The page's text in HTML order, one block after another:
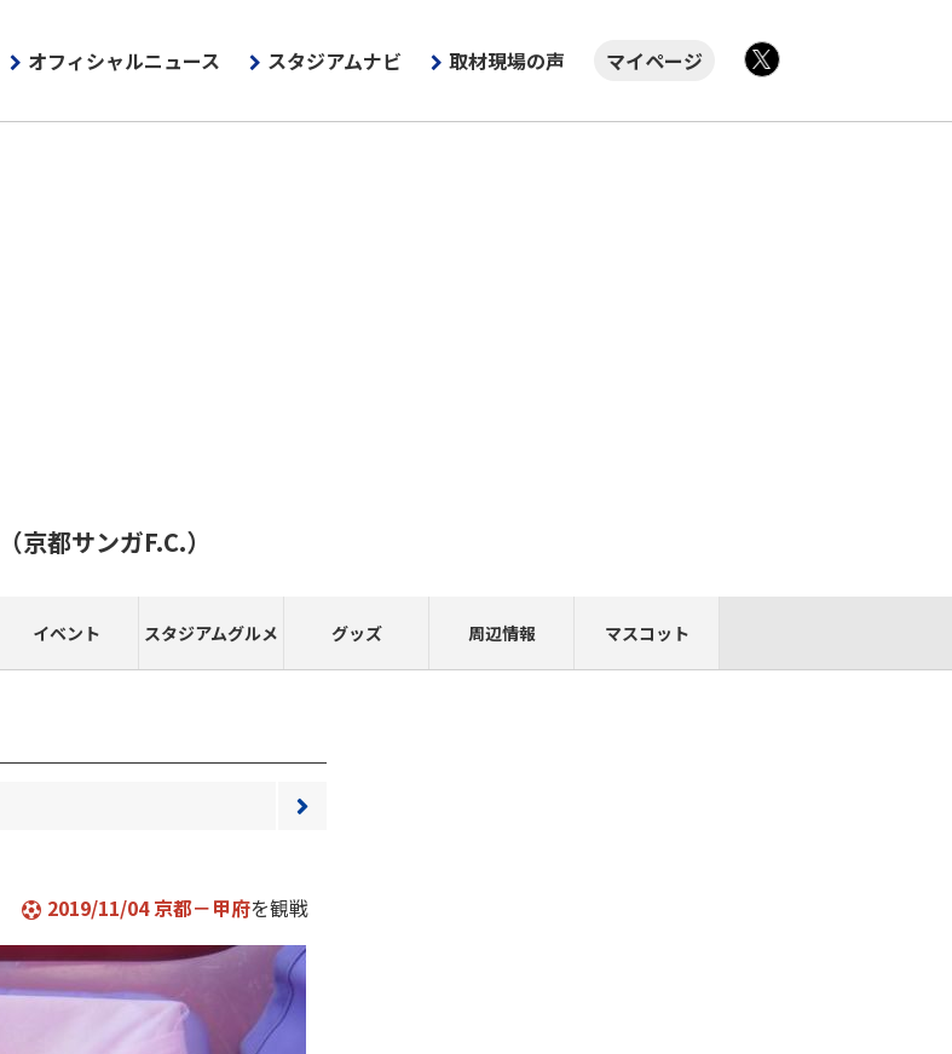
オフィシャルニュース スタジアムナビ 取材現場の声
マイページ
（京都サンガF.C.）
イベント スタジアムグルメ グッズ 周辺情報 マスコット
2019/11/04 京都－甲府を観戦